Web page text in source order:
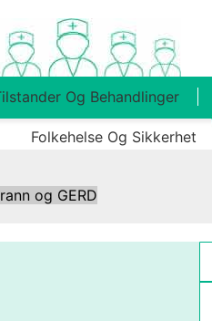
Og Behandlinger
Folkehelse Og Sikkerhet
og GERD